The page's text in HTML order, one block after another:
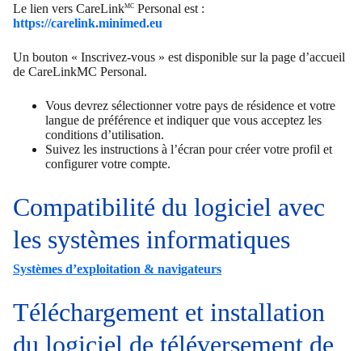
Le lien vers CareLinkMC Personal est :
https://carelink.minimed.eu
Un bouton « Inscrivez-vous » est disponible sur la page d’accueil
de CareLinkMC Personal.
Vous devrez sélectionner votre pays de résidence et votre
langue de préférence et indiquer que vous acceptez les
conditions d’utilisation.
Suivez les instructions à l’écran pour créer votre profil et
configurer votre compte.
Compatibilité du logiciel avec
les systèmes informatiques
Systèmes d’exploitation & navigateurs
Téléchargement et installation
du logiciel de téléversement de